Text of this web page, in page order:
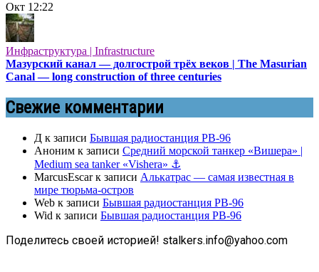
Окт 12:22
Инфраструктура | Infrastructure
Мазурский канал — долгострой трёх веков | The Masurian
Canal — long construction of three centuries
Свежие комментарии
Д к записи Бывшая радиостанция РВ-96
Аноним к записи Средний морской танкер «Вишера» |
Medium sea tanker «Vishera» ⚓
MarcusEscarк записи Алькатрас — самая известная в
мире тюрьма-остров
Web к записи Бывшая радиостанция РВ-96
Wid к записи Бывшая радиостанция РВ-96
Поделитесь своей историей! stalkers.info@yahoo.com